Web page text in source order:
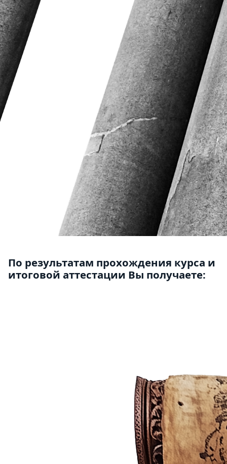
По результатам прохождения курса и
итоговой аттестации Вы получаете: